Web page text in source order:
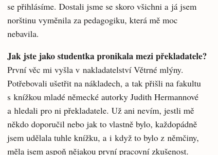
se přihlásíme. Dostali jsme se skoro všichni a já jsem
norštinu vyměnila za pedagogiku, která mě moc
nebavila.
Jak jste jako studentka pronikala mezi překladatele?
První věc mi vyšla v nakladatelství Větrné mlýny.
Potřebovali ušetřit na nákladech, a tak přišli na fakultu
s knížkou mladé německé autorky Judith Hermannové
a hledali pro ni překladatele. Už ani nevím, jestli mě
někdo doporučil nebo jak to vlastně bylo, každopádně
jsem udělala tuhle knížku, a i když to bylo z němčiny,
měla jsem aspoň nějakou první pracovní zkušenost.